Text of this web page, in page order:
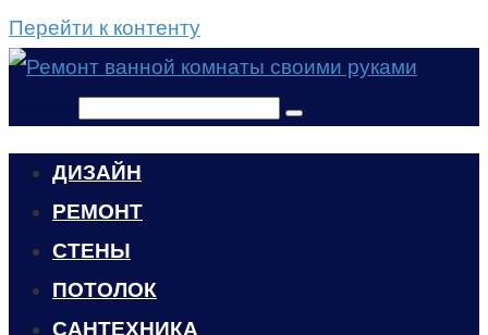
Перейти к контенту
ДИЗАЙН
РЕМОНТ
СТЕНЫ
ПОТОЛОК
САНТЕХНИКА